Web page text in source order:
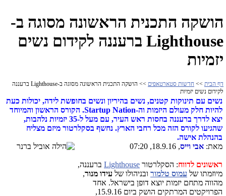
הושקה התכנית הראשונה מסוגה ב-
Lighthouse ברעננה לקידום נשים
יזמיות
דף הבית >> חדשות סטארטאפים
>> הושקה התכנית הראשונה מסוגה ב-Lighthouse ברעננה
לקידום נשים יזמיות
נשים עם תינוקות קטנים, נשים בהיריון ונשים בחופשת לידה, יכולות כעת
להיות חלק מעולם היזמות וה-Startup Nation. הקורס הראשון והמיוחד
יצא לדרך ברעננה בחסות ראש העיר, עם מעל ל-35 יזמיות נלהבות,
שהגיעו לקורס הזה מכל רחבי הארץ. נחשף בסקלרטור מיזם מצליח
בהנהלת אישה.
מאת: אבי וייס, 18.9.16, 07:20
ראשונים לדווח: הסקלרטור Lighthouse ברעננה,
מיוזמתו של עמוס טלמור ובניהולו של עידו מנור,
מהווה מתחם יזמות יוצא דופן בישראל. אחד
הפרויקטים המרתקים הושק ביום 15.9.16,